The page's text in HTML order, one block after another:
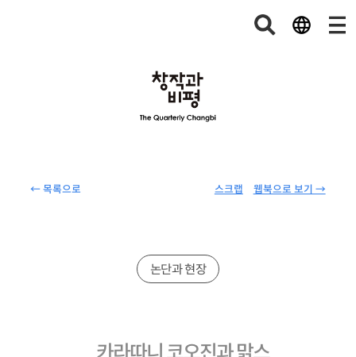
← 목록으로 웹북으로 보기 →
스크랩
논단과 현장